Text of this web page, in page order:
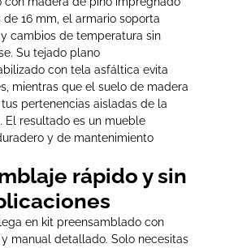
de 16 mm, el armario soporta
y cambios de temperatura sin
Su tejado plano
con tela asfáltica evita
mientras que el suelo de madera
pertenencias aisladas de la
El resultado es un mueble
y de mantenimiento
rápido y sin
en kit preensamblado con
manual detallado. Solo necesitas